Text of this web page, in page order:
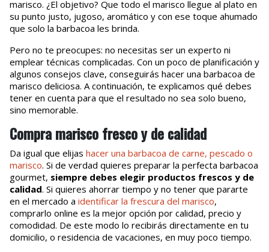
marisco. ¿El objetivo? Que todo el marisco llegue al plato en
su punto justo, jugoso, aromático y con ese toque ahumado
que solo la barbacoa les brinda.
Pero no te preocupes: no necesitas ser un experto ni
emplear técnicas complicadas. Con un poco de planificación y
algunos consejos clave, conseguirás hacer una barbacoa de
marisco deliciosa. A continuación, te explicamos qué debes
tener en cuenta para que el resultado no sea solo bueno,
sino memorable.
Compra marisco fresco y de calidad
Da igual que elijas hacer una barbacoa de carne, pescado o
marisco. Si de verdad quieres preparar la perfecta barbacoa
gourmet, siempre debes elegir productos frescos y de
calidad. Si quieres ahorrar tiempo y no tener que pararte
en el mercado a identificar la frescura del marisco,
comprarlo online es la mejor opción por calidad, precio y
comodidad. De este modo lo recibirás directamente en tu
domicilio, o residencia de vacaciones, en muy poco tiempo.